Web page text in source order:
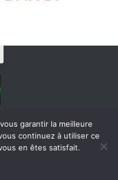
droits réservés.
garantir la meilleure
continuez à utiliser ce
en êtes satisfait.